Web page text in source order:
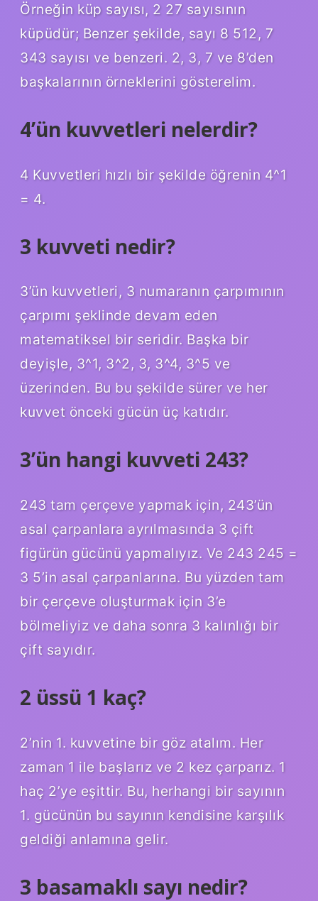
Örneğin küp sayısı, 2 27 sayısının
küpüdür; Benzer şekilde, sayı 8 512, 7
343 sayısı ve benzeri. 2, 3, 7 ve 8’den
başkalarının örneklerini gösterelim.
4’ün kuvvetleri nelerdir?
4 Kuvvetleri hızlı bir şekilde öğrenin 4^1
= 4.
3 kuvveti nedir?
3’ün kuvvetleri, 3 numaranın çarpımının
çarpımı şeklinde devam eden
matematiksel bir seridir. Başka bir
deyişle, 3^1, 3^2, 3, 3^4, 3^5 ve
üzerinden. Bu bu şekilde sürer ve her
kuvvet önceki gücün üç katıdır.
3’ün hangi kuvveti 243?
243 tam çerçeve yapmak için, 243’ün
asal çarpanlara ayrılmasında 3 çift
figürün gücünü yapmalıyız. Ve 243 245 =
3 5’in asal çarpanlarına. Bu yüzden tam
bir çerçeve oluşturmak için 3’e
bölmeliyiz ve daha sonra 3 kalınlığı bir
çift sayıdır.
2 üssü 1 kaç?
2’nin 1. kuvvetine bir göz atalım. Her
zaman 1 ile başlarız ve 2 kez çarparız. 1
haç 2’ye eşittir. Bu, herhangi bir sayının
1. gücünün bu sayının kendisine karşılık
geldiği anlamına gelir.
3 basamaklı sayı nedir?